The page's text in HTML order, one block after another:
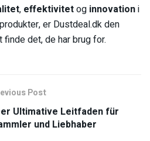
, effektivitetog innovationi
er Dustdeal.dk den
det, de har brug for.
Post
Ultimative Leitfaden für
und Liebhaber